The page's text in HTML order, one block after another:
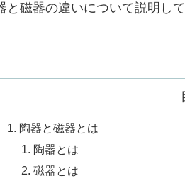
と磁器の違いについて説明して
陶器と磁器とは
陶器とは
磁器とは